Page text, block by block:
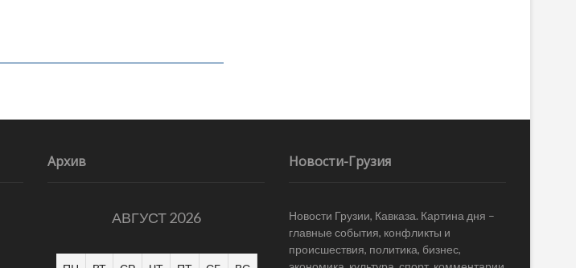
Архив
АВГУСТ 2026
Новости-Грузия
Новости Грузии, Кавказа. Картина дня –
главные события, конфликты и
происшествия, политика, бизнес,